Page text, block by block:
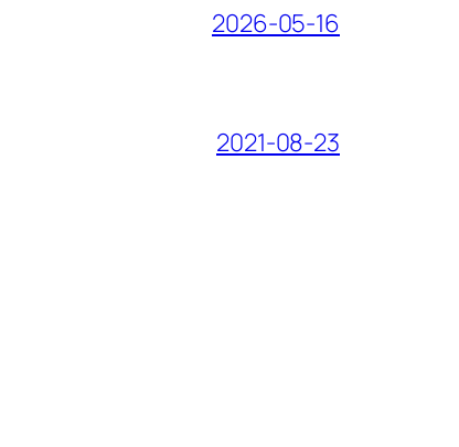
2026-05-16
2021-08-23